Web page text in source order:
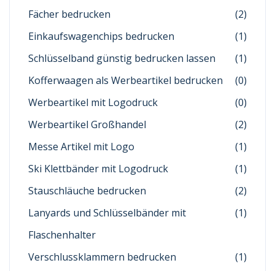
Fächer bedrucken
(2)
Einkaufswagenchips bedrucken
(1)
Schlüsselband günstig bedrucken lassen
(1)
Kofferwaagen als Werbeartikel bedrucken
(0)
Werbeartikel mit Logodruck
(0)
Werbeartikel Großhandel
(2)
Messe Artikel mit Logo
(1)
Ski Klettbänder mit Logodruck
(1)
Stauschläuche bedrucken
(2)
Lanyards und Schlüsselbänder mit
Flaschenhalter
(1)
Verschlussklammern bedrucken
(1)